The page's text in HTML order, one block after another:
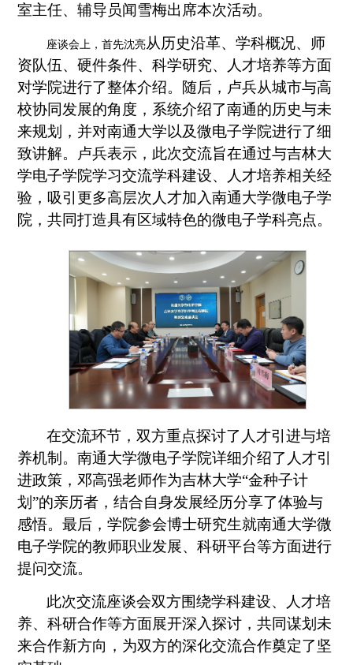
室主任、辅导员闻雪梅出席本次活动。
座谈会上，首先沈亮从历史沿革、学科概况、师
资队伍、硬件条件、科学研究、人才培养等方面
对学院进行了整体介绍。随后，卢兵从城市与高
校协同发展的角度，系统介绍了南通的历史与未
来规划，并对南通大学以及微电子学院进行了细
致讲解。卢兵表示，此次交流旨在通过与吉林大
学电子学院学习交流学科建设、人才培养相关经
验，吸引更多高层次人才加入南通大学微电子学
院，共同打造具有区域特色的微电子学科亮点。
在交流环节，双方重点探讨了人才引进与培
养机制。南通大学微电子学院详细介绍了人才引
进政策，邓高强老师作为吉林大学“金种子计
划”的亲历者，结合自身发展经历分享了体验与
感悟。最后，学院参会博士研究生就南通大学微
电子学院的教师职业发展、科研平台等方面进行
提问交流。
此次交流座谈会双方围绕学科建设、人才培
养、科研合作等方面展开深入探讨，共同谋划未
来合作新方向，为双方的深化交流合作奠定了坚